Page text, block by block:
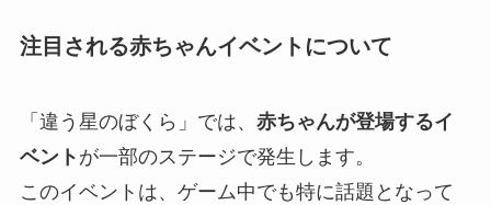
注目される赤ちゃんイベントについて
「違う星のぼくら」では、 赤ちゃんが登場するイ
ベント が一部のステージで発生します。
このイベントは、ゲーム中でも特に話題となって